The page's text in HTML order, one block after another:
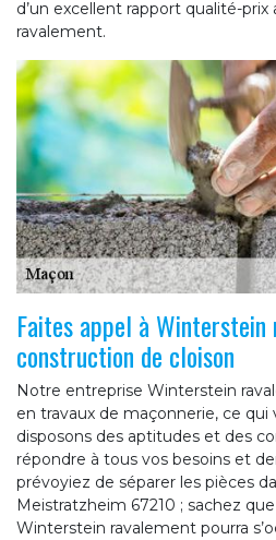
d’un excellent rapport qualité-
ravalement.
Faites appel à
construction de cloison
Notre entreprise Winterstein
en travaux de maçonnerie, ce
disposons des aptitudes et des
répondre à tous vos besoins et
prévoyiez de séparer les pièces
Meistratzheim 67210 ; sachez
Winterstein ravalement pourra